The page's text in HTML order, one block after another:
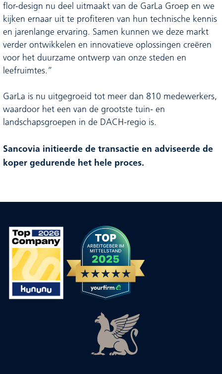
flor-design nu deel uitmaakt van de GarLa Groep en we
kijken ernaar uit te profiteren van hun technische kennis
en jarenlange ervaring. Samen kunnen we deze markt
verder ontwikkelen en innovatieve oplossingen creëren
voor het duurzame ontwerp van onze steden en
leefruimtes.”
GarLa is nu uitgegroeid tot meer dan 810 medewerkers,
waardoor het een van de grootste tuin- en
landschapsgroepen in de DACH-regio is.
Sancovia initieerde de transactie en adviseerde de
koper gedurende het hele proces.